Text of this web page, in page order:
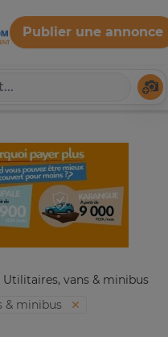
Publier une annonce
Utilitaires, vans & minibus
& minibus